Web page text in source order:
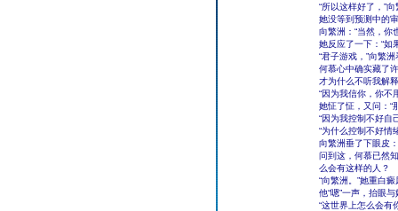
“所以这样好了，”
她没等到预测中的
向繁洲：“当然，你
她反应了一下：“如
“君子游戏，”向繁
何慕心中确实藏了
才为什么不听我解
“因为我信你，你不
她怔了怔，又问：“
“因为我控制不好自
“为什么控制不好情
向繁洲垂了下眼皮
问到这，何慕已然
么会有这样的人？
“向繁洲。”她重白
他“嗯”一声，抬眼
“这世界上怎么会有